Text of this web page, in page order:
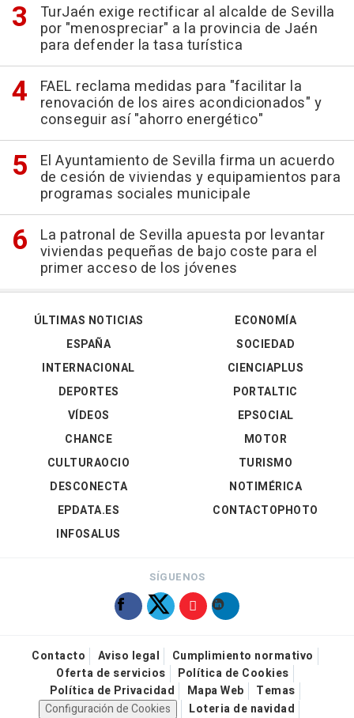
TurJaén exige rectificar al alcalde de Sevilla
por "menospreciar" a la provincia de Jaén
para defender la tasa turística
FAEL reclama medidas para "facilitar la
renovación de los aires acondicionados" y
conseguir así "ahorro energético"
El Ayuntamiento de Sevilla firma un acuerdo
de cesión de viviendas y equipamientos para
programas sociales municipale
La patronal de Sevilla apuesta por levantar
viviendas pequeñas de bajo coste para el
primer acceso de los jóvenes
ÚLTIMAS NOTICIAS
ESPAÑA
INTERNACIONAL
DEPORTES
VÍDEOS
ECONOMÍA
SOCIEDAD
CIENCIAPLUS
PORTALTIC
EPSOCIAL
CHANCE
CULTURAOCIO
DESCONECTA
EPDATA.ES
INFOSALUS
MOTOR
TURISMO
NOTIMÉRICA
CONTACTOPHOTO
SÍGUENOS
Contacto Aviso legal
Cumplimiento normativo
Oferta de servicios
Política de Cookies
Política de Privacidad
Mapa Web
Temas
Configuración de Cookies
Loteria de navidad